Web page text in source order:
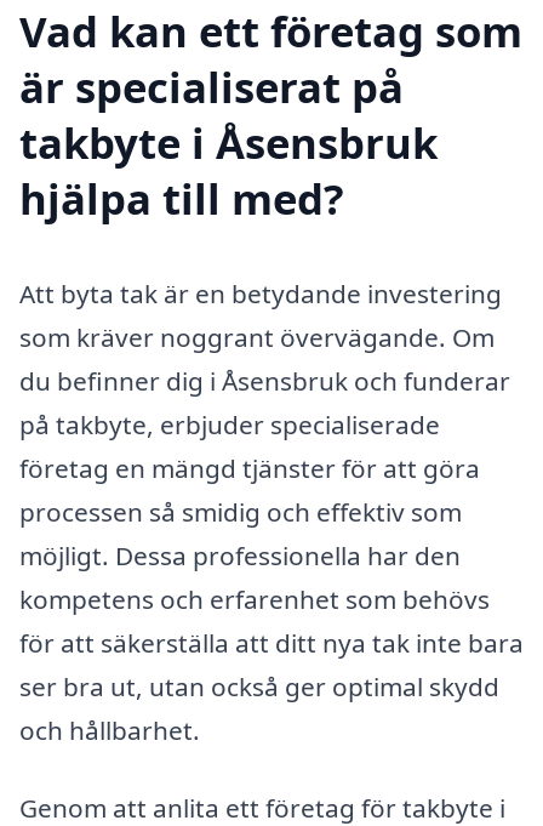
Vad kan ett företag som
är specialiserat på
takbyte i Åsensbruk
hjälpa till med?
Att byta tak är en betydande investering
som kräver noggrant övervägande. Om
du befinner dig i Åsensbruk och funderar
på takbyte, erbjuder specialiserade
företag en mängd tjänster för att göra
processen så smidig och effektiv som
möjligt. Dessa professionella har den
kompetens och erfarenhet som behövs
för att säkerställa att ditt nya tak inte bara
ser bra ut, utan också ger optimal skydd
och hållbarhet.
Genom att anlita ett företag för takbyte i